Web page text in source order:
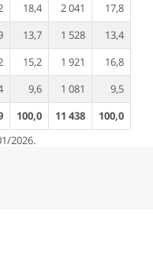
18,4 2 041
17,8
13,7 1 528
13,4
15,2 1 921
16,8
9,6 1 081
9,5
100,0 11 438
100,0
2026.